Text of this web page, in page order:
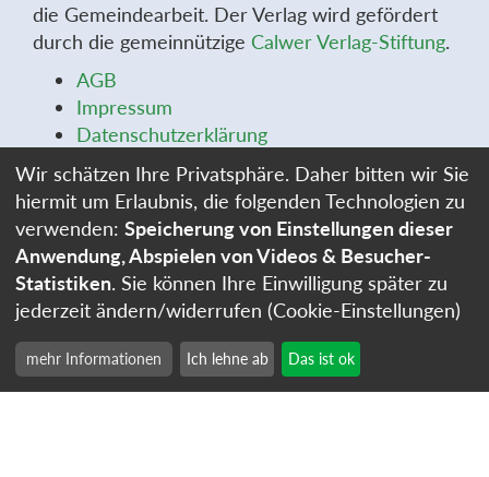
die Gemeindearbeit. Der Verlag wird gefördert
durch die gemeinnützige Calwer Verlag-Stiftung.
AGB
Impressum
Datenschutzerklärung
Widerrufsbelehrung
Widerrufsformular
Stellenangebote
Cookie-Einstellungen
Wir schätzen Ihre Privatsphäre. Daher bitten wir Sie
hiermit um Erlaubnis, die folgenden Technologien zu
verwenden: Speicherung von Einstellungen dieser
Anwendung, Abspielen von Videos & Besucher-
Statistiken. Sie können Ihre Einwilligung später zu
jederzeit ändern/widerrufen (Cookie-Einstellungen)
mehr Informationen Ich lehne ab Das ist ok